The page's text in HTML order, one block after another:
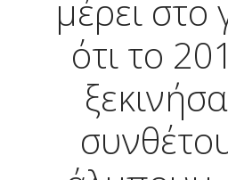
μέρει στο
ότι το